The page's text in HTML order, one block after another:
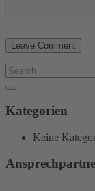
Kategorien
Keine